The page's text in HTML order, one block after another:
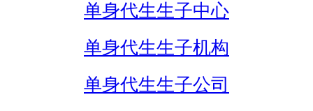
单身代生生子中心
单身代生生子机构
单身代生生子公司